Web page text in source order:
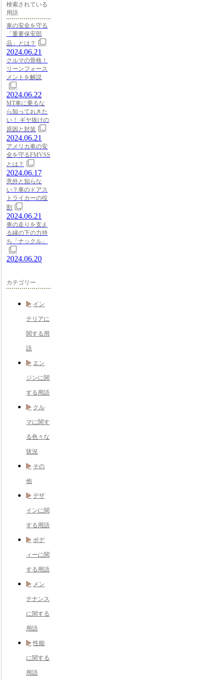
検索されている
用語
車の安全を守る
「重要保安部
品」とは？
2024.06.21
クルマの骨格！
リーンフォース
メントを解説
2024.06.22
MT車に乗るな
ら知っておきた
い！ ギヤ抜けの
原因と対策
2024.06.21
アメリカ車の安
全を守るFMVSS
とは？
2024.06.17
意外と知らな
い？車のドアス
トライカーの役
割
2024.06.21
車の走りを支え
る縁の下の力持
ち「ナックル」
2024.06.20
カテゴリー
イン
テリアに
関する用
語
エン
ジンに関
する用語
クル
マに関す
る色々な
状況
その
他
デザ
インに関
する用語
ボデ
ィーに関
する用語
メン
テナンス
に関する
用語
性能
に関する
用語